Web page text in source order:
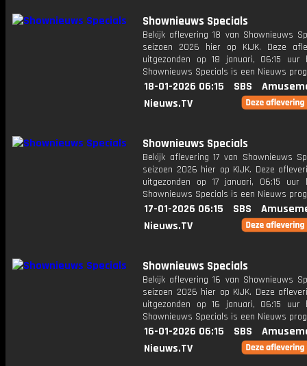
Shownieuws Specials
Bekijk aflevering 18 van Shownieuws
seizoen 2026 hier op KIJK. Deze
uitgezonden op 18 januari, 06:15 uur
Shownieuws Specials is een Nieuws
18-01-2026 06:15 SBS
Nieuws.TV
Shownieuws Specials
Bekijk aflevering 17 van Shownieuws
seizoen 2026 hier op KIJK. Deze
uitgezonden op 17 januari, 06:15 uur
Shownieuws Specials is een Nieuws
17-01-2026 06:15 SBS
Nieuws.TV
Shownieuws Specials
Bekijk aflevering 16 van Shownieuws
seizoen 2026 hier op KIJK. Deze
uitgezonden op 16 januari, 06:15 uur
Shownieuws Specials is een Nieuws
16-01-2026 06:15 SBS
Nieuws.TV